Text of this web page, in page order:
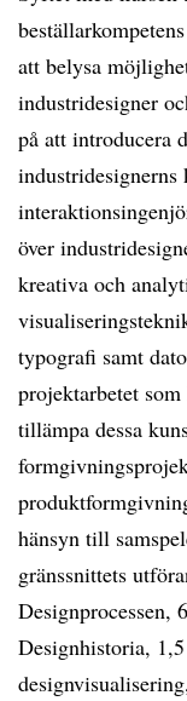
att belysa
industridesigner
på att introducera
över
kreativa och
typografi samt
projektarbetet
tillämpa dessa
hänsyn till
gränssnittets
Designprocessen,
Designhistoria,